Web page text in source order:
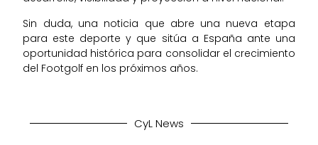
Sin duda, una noticia que abre una nueva etapa
para este deporte y que sitúa a España ante una
oportunidad histórica para consolidar el crecimiento
del Footgolf en los próximos años.
CyL News